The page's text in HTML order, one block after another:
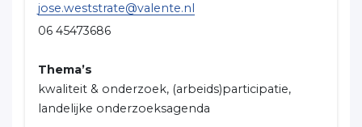
jose.weststrate@valente.nl
06 45473686
Thema’s
kwaliteit & onderzoek, (arbeids)participatie,
landelijke onderzoeksagenda